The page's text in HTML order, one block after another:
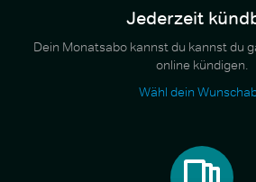
Jederzeit
Dein Monatsabo kannst du kannst du
online kündigen.
Wähl dein